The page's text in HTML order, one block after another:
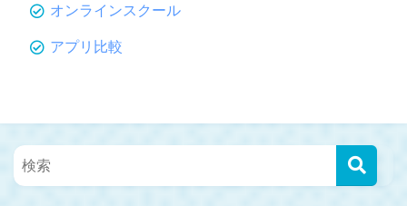
オンラインスクール
アプリ比較